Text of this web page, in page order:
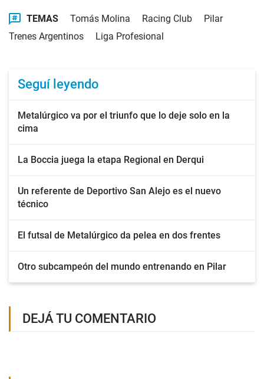
TEMAS Tomás Molina Racing Club
Pilar
Trenes Argentinos
Liga Profesional
Seguí leyendo
Metalúrgico va por el triunfo que lo deje solo en la
cima
La Boccia juega la etapa Regional en Derqui
Un referente de Deportivo San Alejo es el nuevo
técnico
El futsal de Metalúrgico da pelea en dos frentes
Otro subcampeón del mundo entrenando en Pilar
DEJÁ TU COMENTARIO